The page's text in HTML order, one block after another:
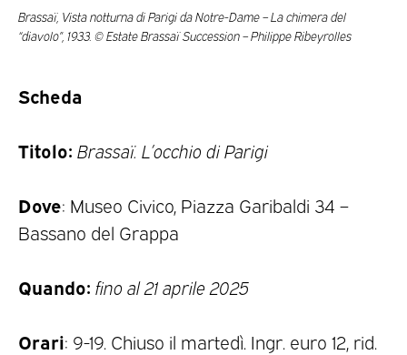
Brassaï, Vista notturna di Parigi da Notre-Dame – La chimera del
“diavolo”, 1933. © Estate Brassaï Succession – Philippe Ribeyrolles
Scheda
Titolo: Brassaï. L’occhio di Parigi
Dove: Museo Civico, Piazza Garibaldi 34 –
Bassano del Grappa
Quando: fino al 21 aprile 2025
Orari: 9-19. Chiuso il martedì. Ingr. euro 12, rid.